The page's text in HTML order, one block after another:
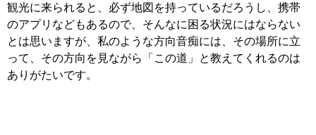
観光に来られると、必ず地図を持っているだろうし、携帯
のアプリなどもあるので、そんなに困る状況にはならない
とは思いますが、私のような方向音痴には、その場所に立
って、その方向を見ながら「この道」と教えてくれるのは
ありがたいです。